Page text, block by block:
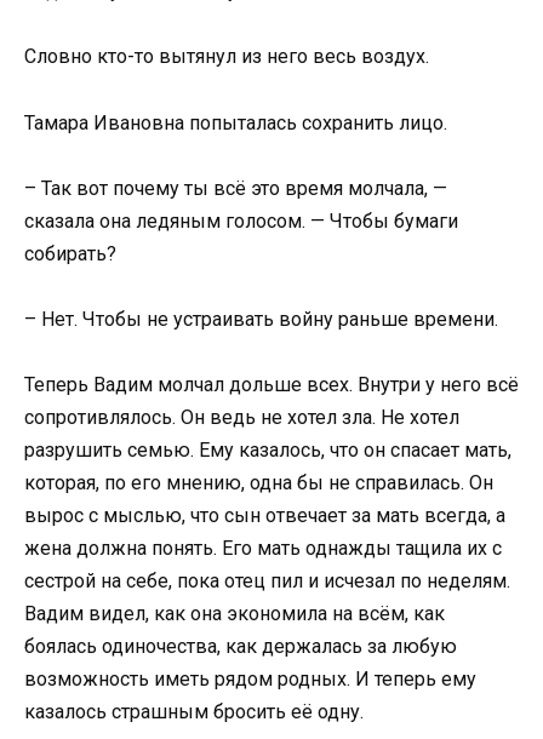
Словно кто-то вытянул из него весь воздух.
Тамара Ивановна попыталась сохранить лицо.
– Так вот почему ты всё это время молчала, —
сказала она ледяным голосом. — Чтобы бумаги
собирать?
– Нет. Чтобы не устраивать войну раньше времени.
Теперь Вадим молчал дольше всех. Внутри у него всё
сопротивлялось. Он ведь не хотел зла. Не хотел
разрушить семью. Ему казалось, что он спасает мать,
которая, по его мнению, одна бы не справилась. Он
вырос с мыслью, что сын отвечает за мать всегда, а
жена должна понять. Его мать однажды тащила их с
сестрой на себе, пока отец пил и исчезал по неделям.
Вадим видел, как она экономила на всём, как
боялась одиночества, как держалась за любую
возможность иметь рядом родных. И теперь ему
казалось страшным бросить её одну.